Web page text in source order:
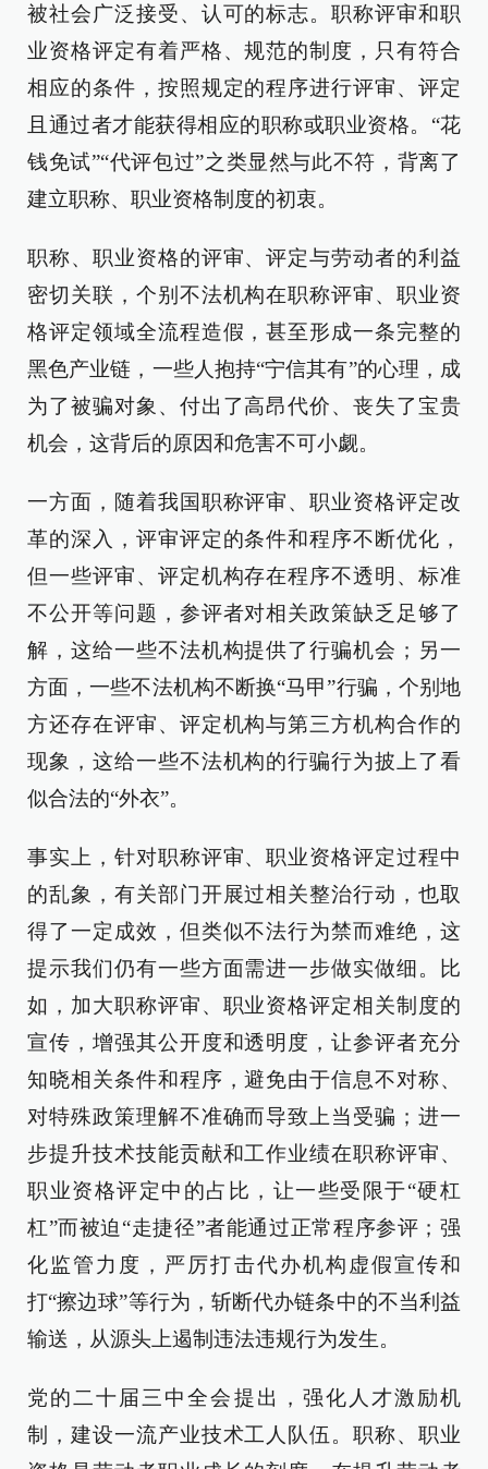
被社会广泛接受、认可的标志。职称评审和职
业资格评定有着严格、规范的制度，只有符合
相应的条件，按照规定的程序进行评审、评定
且通过者才能获得相应的职称或职业资格。“花
钱免试”“代评包过”之类显然与此不符，背离了
建立职称、职业资格制度的初衷。
职称、职业资格的评审、评定与劳动者的利益
密切关联，个别不法机构在职称评审、职业资
格评定领域全流程造假，甚至形成一条完整的
黑色产业链，一些人抱持“宁信其有”的心理，成
为了被骗对象、付出了高昂代价、丧失了宝贵
机会，这背后的原因和危害不可小觑。
一方面，随着我国职称评审、职业资格评定改
革的深入，评审评定的条件和程序不断优化，
但一些评审、评定机构存在程序不透明、标准
不公开等问题，参评者对相关政策缺乏足够了
解，这给一些不法机构提供了行骗机会；另一
方面，一些不法机构不断换“马甲”行骗，个别地
方还存在评审、评定机构与第三方机构合作的
现象，这给一些不法机构的行骗行为披上了看
似合法的“外衣”。
事实上，针对职称评审、职业资格评定过程中
的乱象，有关部门开展过相关整治行动，也取
得了一定成效，但类似不法行为禁而难绝，这
提示我们仍有一些方面需进一步做实做细。比
如，加大职称评审、职业资格评定相关制度的
宣传，增强其公开度和透明度，让参评者充分
知晓相关条件和程序，避免由于信息不对称、
对特殊政策理解不准确而导致上当受骗；进一
步提升技术技能贡献和工作业绩在职称评审、
职业资格评定中的占比，让一些受限于“硬杠
杠”而被迫“走捷径”者能通过正常程序参评；强
化监管力度，严厉打击代办机构虚假宣传和
打“擦边球”等行为，斩断代办链条中的不当利益
输送，从源头上遏制违法违规行为发生。
党的二十届三中全会提出，强化人才激励机
制，建设一流产业技术工人队伍。职称、职业